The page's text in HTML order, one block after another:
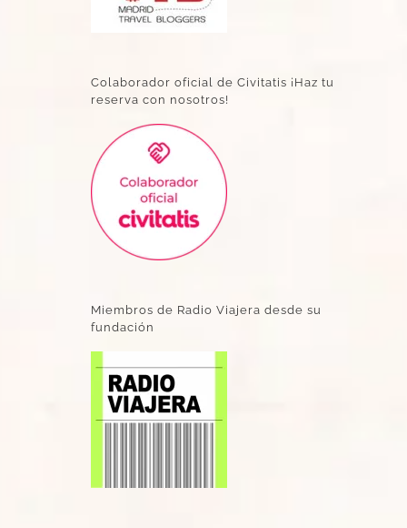
Colaborador oficial de Civitatis ¡Haz tu
reserva con nosotros!
Miembros de Radio Viajera desde su
fundación